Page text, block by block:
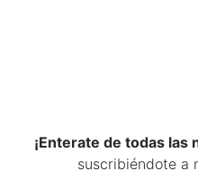
¡Enterate de todas
suscribiéndote a